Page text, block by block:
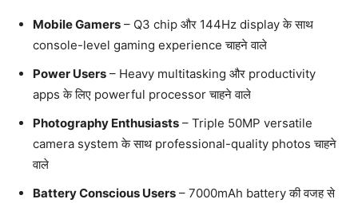
Mobile Gamers – Q3 chip और 144Hz display के साथ
console-level gaming experience चाहने वाले
Power Users – Heavy multitasking और productivity
apps के लिए powerful processor चाहने वाले
Photography Enthusiasts – Triple 50MP versatile
camera system के साथ professional-quality photos चाहने
वाले
Battery Conscious Users – 7000mAh battery की वजह से